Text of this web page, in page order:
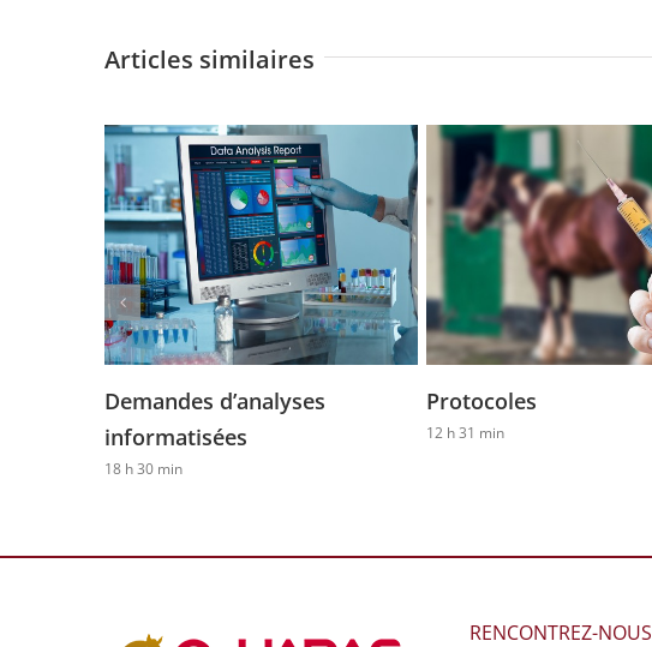
Articles similaires
Demandes d’analyses
informatisées
18 h 30 min
Protocoles
12 h 31 min
RENCONTREZ-NOUS